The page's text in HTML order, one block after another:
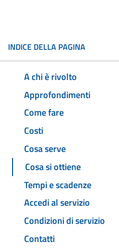
INDICE DELLA PAGINA
A chi è rivolto
Approfondimenti
Come fare
Costi
Cosa serve
Cosa si ottiene
Tempi e scadenze
Accedi al servizio
Condizioni di servizio
Contatti